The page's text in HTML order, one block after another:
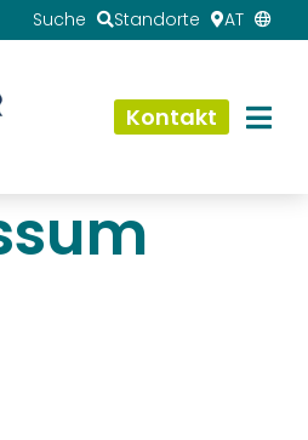
Suche Standorte AT
Kontakt